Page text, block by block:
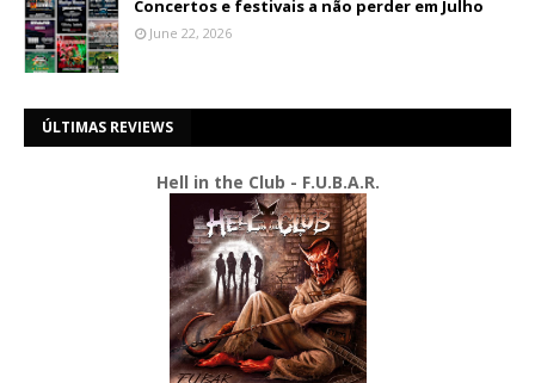
Concertos e festivais a não perder em Julho
June 22, 2026
ÚLTIMAS REVIEWS
Hell in the Club - F.U.B.A.R.